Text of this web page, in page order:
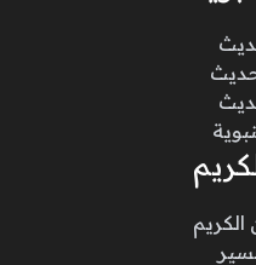
الكريم